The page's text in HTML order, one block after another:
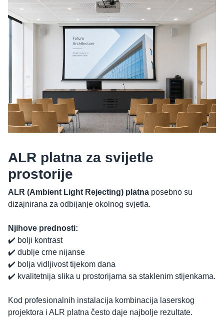
ALR platna za svijetle
prostorije
ALR (Ambient Light Rejecting) platna posebno su
dizajnirana za odbijanje okolnog svjetla.
Njihove prednosti:
✔️ bolji kontrast
✔️ dublje crne nijanse
✔️ bolja vidljivost tijekom dana
✔️ kvalitetnija slika u prostorijama sa staklenim stijenkama.
Kod profesionalnih instalacija kombinacija laserskog
projektora i ALR platna često daje najbolje rezultate.